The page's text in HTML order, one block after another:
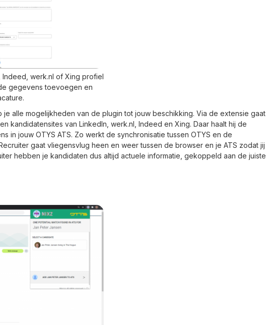
werk.nl of Xing profiel
gegevens toevoegen en
alle mogelijkheden van de plugin tot jouw beschikking. Via de extensie gaat
kandidatensites van LinkedIn, werk.nl, Indeed en Xing. Daar haalt hij de
in jouw OTYS ATS. Zo werkt de synchronisatie tussen OTYS en de
gaat vliegensvlug heen en weer tussen de browser en je ATS zodat jij
hebben je kandidaten dus altijd actuele informatie, gekoppeld aan de juiste